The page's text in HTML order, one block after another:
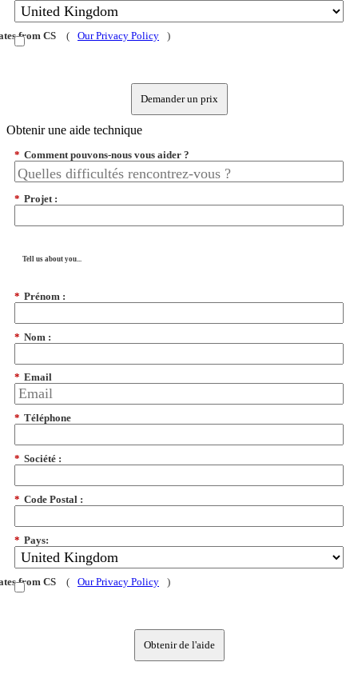
from CS ( Our Privacy Policy )
Demander un prix
Obtenir une aide technique
* Comment pouvons-nous vous aider ?
* Projet :
Tell us about you...
* Prénom :
* Nom :
* Email
* Téléphone
* Société :
* Code Postal :
* Pays:
from CS ( Our Privacy Policy )
Obtenir de l'aide